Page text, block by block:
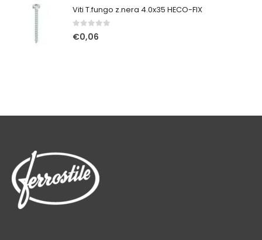
Viti T.fungo z.nera 4.0x35 HECO-FIX
0Su 5
€0,06